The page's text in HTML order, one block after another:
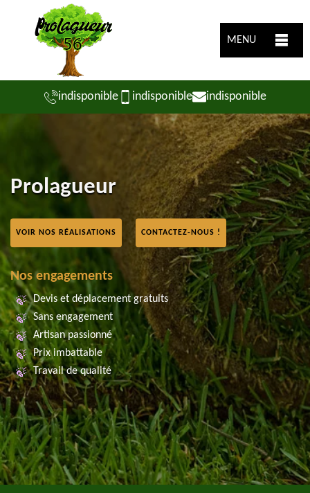
MENU
indisponible indisponible indisponible
Prolagueur
VOIR NOS RÉALISATIONS CONTACTEZ-NOUS !
Nos engagements
Devis et déplacement gratuits
Sans engagement
Artisan passionné
Prix imbattable
Travail de qualité